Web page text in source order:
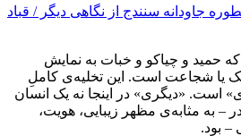
جاودانه سنندج از نگاهی دیگر / قباد
که حمید و چیاکو و خبات به نمایش
یا شجاعت است. این تخلیه‌ی کاملِ
است. «دیگری» در اینجا نه یک انسان
– به مثابه‌ی مظهر زیبایی، هویت،
بود.